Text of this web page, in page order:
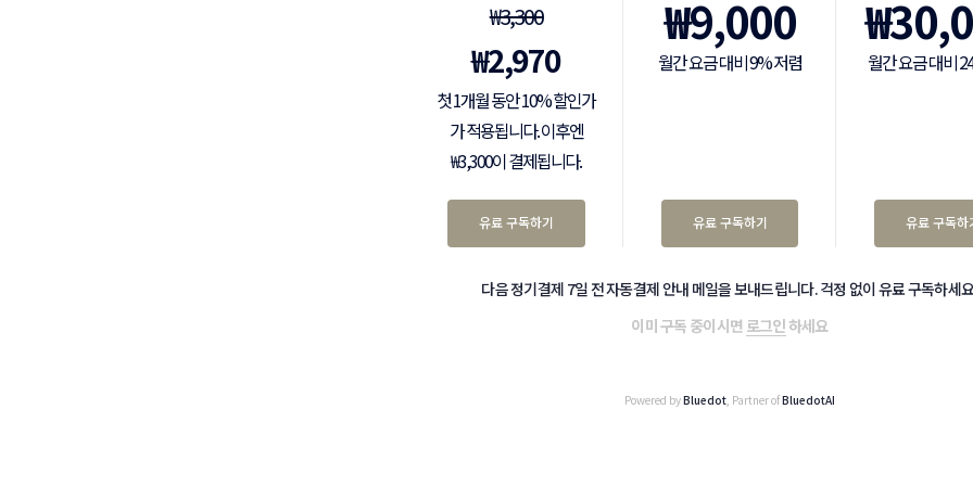
₩3,300
₩2,970
첫 1개월 동안 10% 할인가
가 적용됩니다. 이후엔
₩3,300이 결제됩니다.
유료 구독하기
₩9,000
월간 요금 대비 9% 저렴
유료 구독하기
₩
월간 요금 대비
유료 구독하
다음 정기결제 7일 전 자동결제 안내 메일을 보내드립니다. 걱정 없이 유료 구독하세
이미 구독 중이시면 로그인하세요
Powered byBluedot, Partner ofBluedotAI